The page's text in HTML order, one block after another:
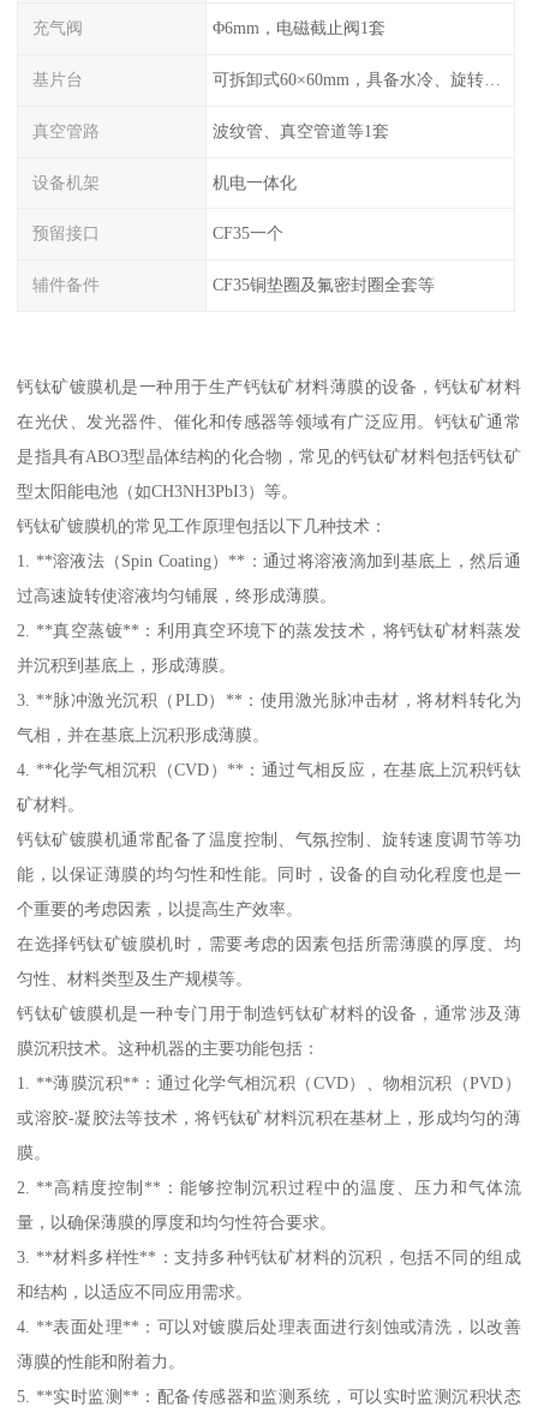
充气阀 Φ6mm，电磁截止阀1套
基片台 可拆卸式60×60mm，具备水冷、旋转功能
真空管路 波纹管、真空管道等1套
设备机架 机电一体化
预留接口 CF35一个
辅件备件 CF35铜垫圈及氟密封圈全套等
钙钛矿镀膜机是一种用于生产钙钛矿材料薄膜的设备，钙钛矿材料
在光伏、发光器件、催化和传感器等领域有广泛应用。钙钛矿通常
是指具有ABO3型晶体结构的化合物，常见的钙钛矿材料包括钙钛矿
型太阳能电池（如CH3NH3PbI3）等。
钙钛矿镀膜机的常见工作原理包括以下几种技术：
1. **溶液法（Spin Coating）**：通过将溶液滴加到基底上，然后通
过高速旋转使溶液均匀铺展，终形成薄膜。
2. **真空蒸镀**：利用真空环境下的蒸发技术，将钙钛矿材料蒸发
并沉积到基底上，形成薄膜。
3. **脉冲激光沉积（PLD）**：使用激光脉冲击材，将材料转化为
气相，并在基底上沉积形成薄膜。
4. **化学气相沉积（CVD）**：通过气相反应，在基底上沉积钙钛
矿材料。
钙钛矿镀膜机通常配备了温度控制、气氛控制、旋转速度调节等功
能，以保证薄膜的均匀性和性能。同时，设备的自动化程度也是一
个重要的考虑因素，以提高生产效率。
在选择钙钛矿镀膜机时，需要考虑的因素包括所需薄膜的厚度、均
匀性、材料类型及生产规模等。
钙钛矿镀膜机是一种专门用于制造钙钛矿材料的设备，通常涉及薄
膜沉积技术。这种机器的主要功能包括：
1. **薄膜沉积**：通过化学气相沉积（CVD）、物相沉积（PVD）
或溶胶-凝胶法等技术，将钙钛矿材料沉积在基材上，形成均匀的薄
膜。
2. **高精度控制**：能够控制沉积过程中的温度、压力和气体流
量，以确保薄膜的厚度和均匀性符合要求。
3. **材料多样性**：支持多种钙钛矿材料的沉积，包括不同的组成
和结构，以适应不同应用需求。
4. **表面处理**：可以对镀膜后处理表面进行刻蚀或清洗，以改善
薄膜的性能和附着力。
5. **实时监测**：配备传感器和监测系统，可以实时监测沉积状态